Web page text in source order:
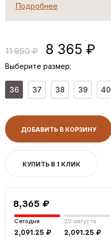
Подробнее
11 950 ₽ 8 365 ₽
Выберите размер:
36 37 38 39 40
ДОБАВИТЬ В КОРЗИНУ
КУПИТЬ В 1 КЛИК
8,365 ₽
Сегодня
2,091.25 ₽
20 августа
2,091.25 ₽